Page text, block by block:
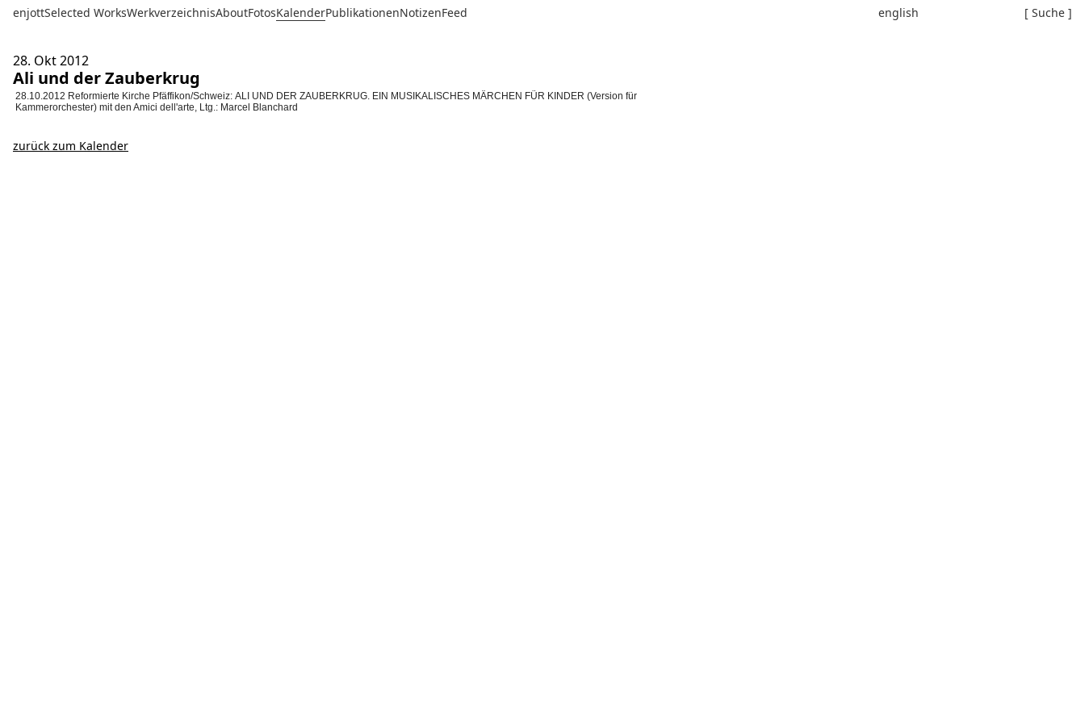
enjottSelected WorksWerkverzeichnisAboutFotosKalenderPublikationenNotizenFeed english [ Suche ]
28. Okt2012
Ali und der Zauberkrug
28.10.2012 Reformierte Kirche Pfäffikon/Schweiz: ALI UND DER ZAUBERKRUG. EIN MUSIKALISCHES MÄRCHEN FÜR KINDER (Version für
Kammerorchester) mit den Amici dell'arte, Ltg.: Marcel Blanchard
zurück zum Kalender